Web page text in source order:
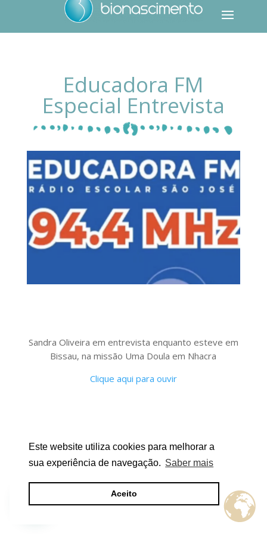
Este website utiliza cookies para melhorar a
sua experiência de navegação. Saber mais
Aceito
Educadora FM
Especial Entrevista
Sandra Oliveira em entrevista enquanto esteve em
Bissau, na missão Uma Doula em Nhacra
Clique aqui para ouvir